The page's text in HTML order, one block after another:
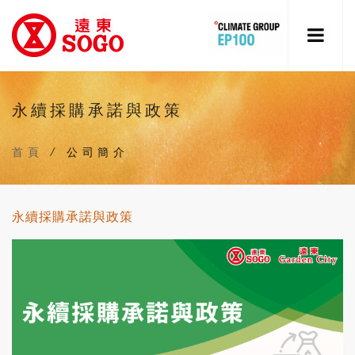
永續採購承諾與政策
首頁 /公司簡介
永續採購承諾與政策
穩
健